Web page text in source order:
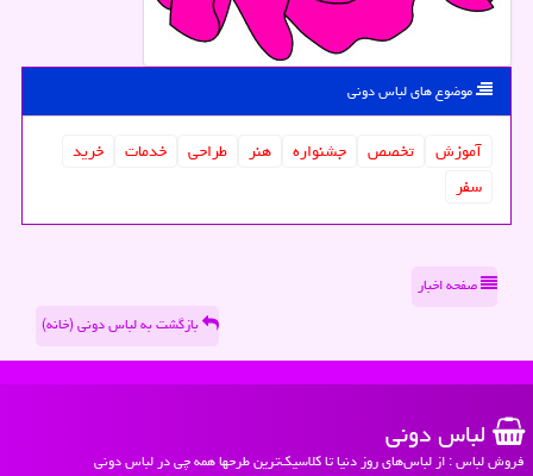
موضوع های لباس دونی
آموزش تخصص جشنواره هنر طراحی خدمات
خرید
سفر
صفحه اخبار
بازگشت به لباس دونی (خانه)
لباس دونی
فروش لباس : از لباس‌های روز دنیا تا کلاسیک‌ترین طرحها همه چی در لباس دونی